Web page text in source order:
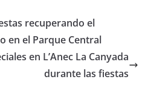
recuperando el
en el Parque Central
en L’Anec La Canyada
durante las fiestas